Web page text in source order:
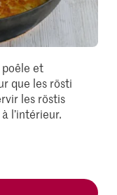
et
que les rösti
les röstis
l’intérieur.